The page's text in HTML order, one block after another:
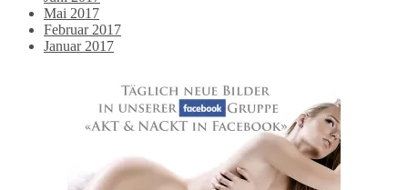
Mai 2017
Februar 2017
Januar 2017